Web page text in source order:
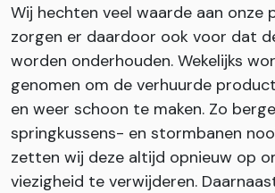
Wij hechten veel waarde aan onze
zorgen er daardoor ook voor dat
worden onderhouden. Wekelijks
genomen om de verhuurde
en weer schoon te maken. Zo
springkussens- en stormbanen
zetten wij deze altijd opnieuw op
viezigheid te verwijderen.